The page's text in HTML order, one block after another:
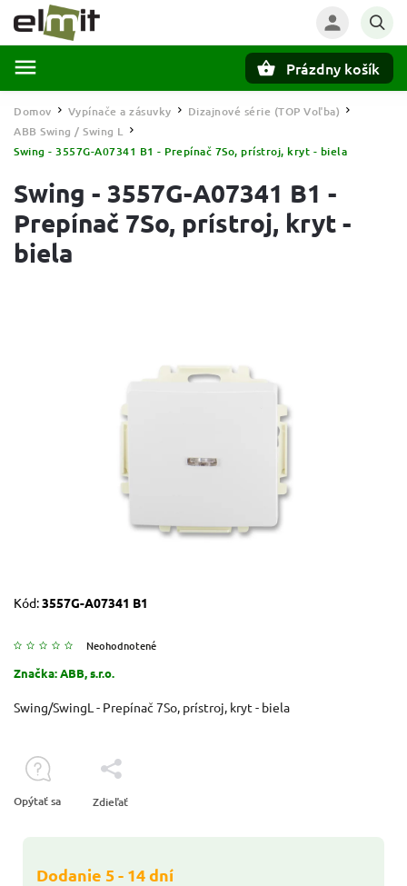
Prázdny košík
Domov / Vypínače a zásuvky / Dizajnové série (TOP Voľba) /
ABB Swing / Swing L /
Swing - 3557G-A07341 B1 - Prepínač 7So, prístroj, kryt - biela
Swing - 3557G-A07341 B1 -
Prepínač 7So, prístroj, kryt -
biela
Kód:3557G-A07341 B1
Neohodnotené
Značka:ABB, s.r.o.
Dodanie 5 - 14 dní
Swing/SwingL - Prepínač 7So, prístroj, kryt - biela
Opýtať sa Zdieľať